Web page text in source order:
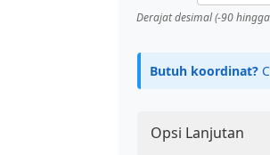
Derajat desimal (-90
Butuh koordinat?
Opsi Lanjutan